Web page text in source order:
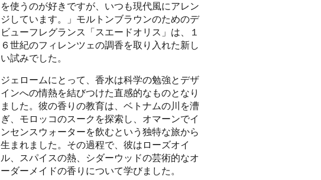
を使うのが好きですが、いつも現代風にアレン
ジしています。」モルトンブラウンのためのデ
ビューフレグランス「スエードオリス」は、１
６世紀のフィレンツェの調香を取り入れた新し
い試みでした。
ジェロームにとって、香水は科学の勉強とデザ
インへの情熱を結びつけた直感的なものとなり
ました。彼の香りの教育は、ベトナムの川を漕
ぎ、モロッコのスークを探索し、オマーンでイ
ンセンスウォーターを飲むという独特な旅から
生まれました。その過程で、彼はローズオイ
ル、スパイスの熱、シダーウッドの芸術的なオ
ーダーメイドの香りについて学びました。